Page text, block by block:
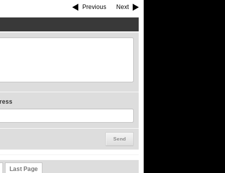
Previous Next
Last Page